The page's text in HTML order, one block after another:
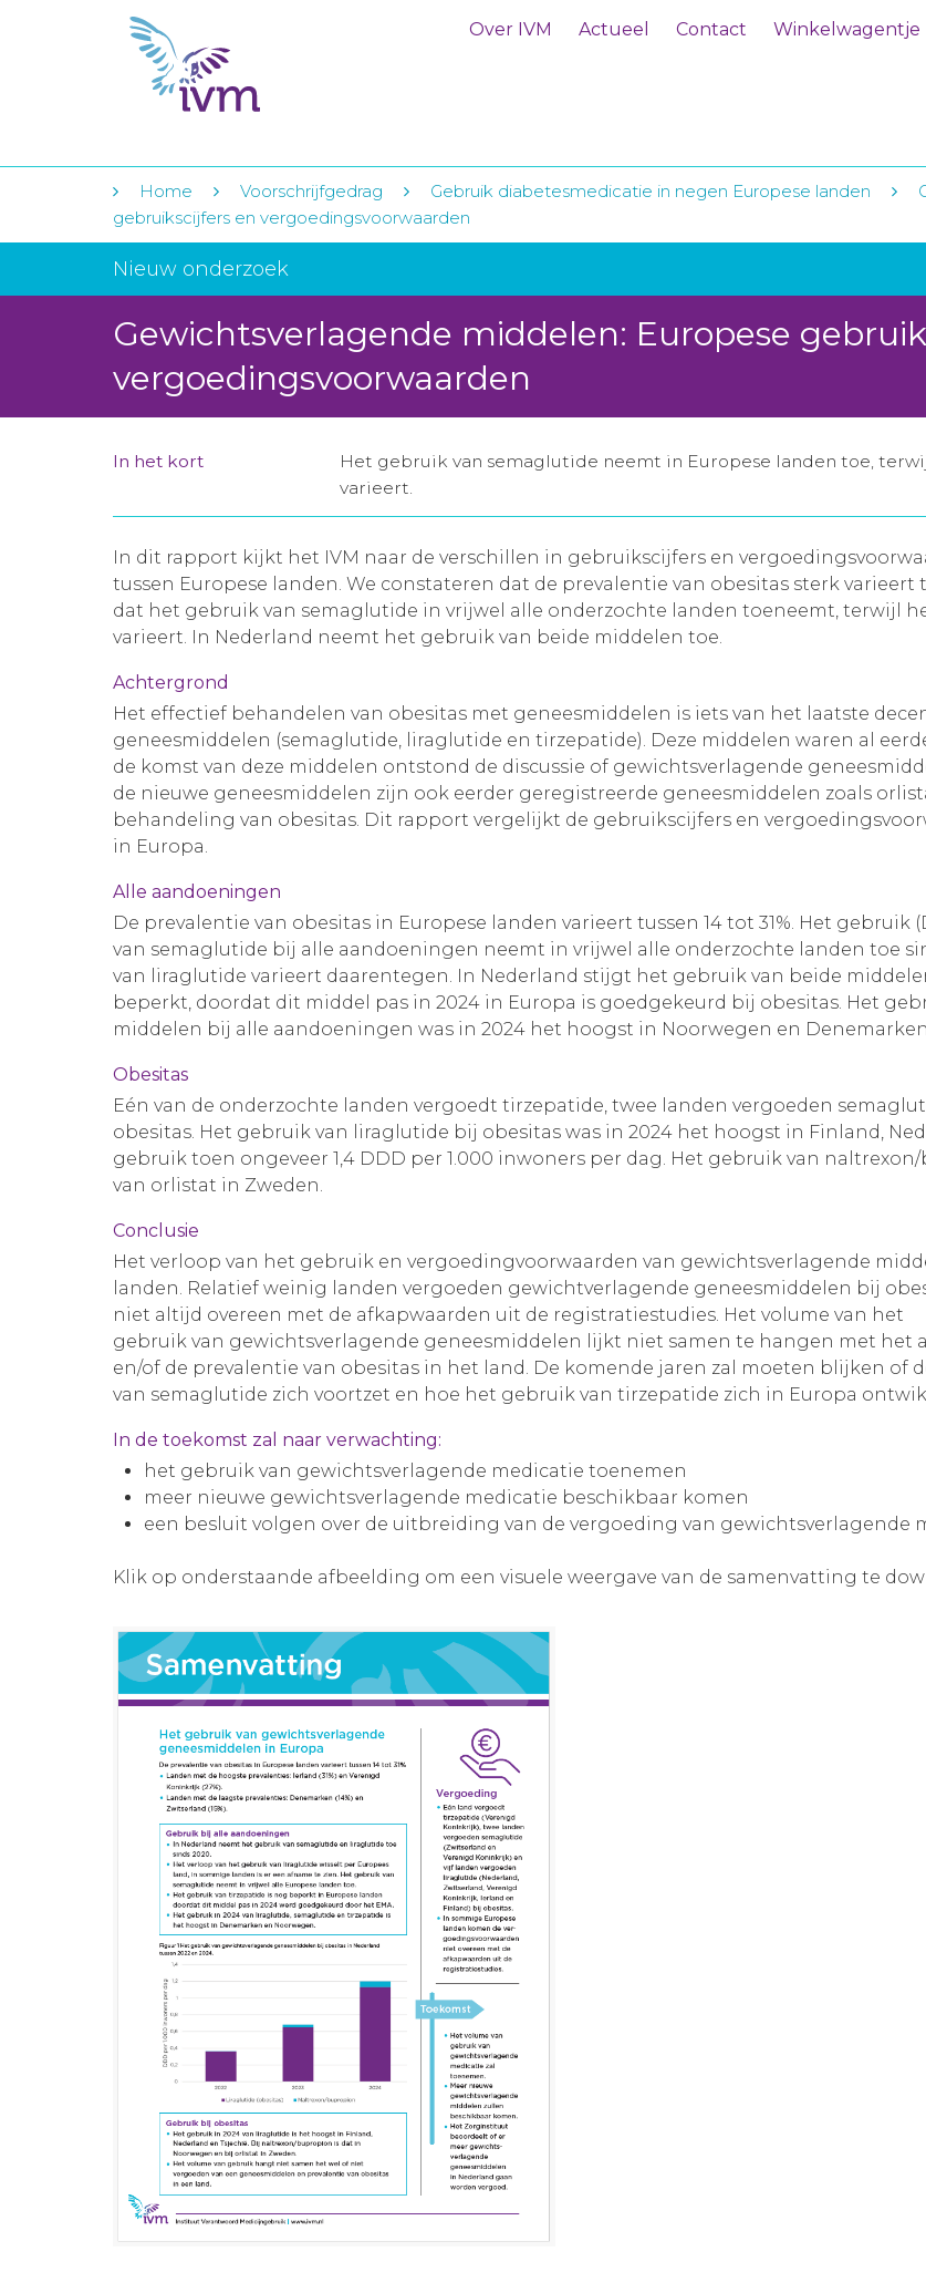
Over IVM Actueel Contact Winkelwagentje
Home Voorschrijfgedrag Gebruik diabetesmedicatie in negen Europese landen
gebruikscijfers en vergoedingsvoorwaarden
Nieuw onderzoek
Gewichtsverlagende middelen: Europese
vergoedingsvoorwaarden
In het kort
Het gebruik van semaglutide neemt in Europese landen toe,
varieert.
In dit rapport kijkt het IVM naar de verschillen in gebruikscijfers en
tussen Europese landen. We constateren dat de prevalentie van obesitas sterk
dat het gebruik van semaglutide in vrijwel alle onderzochte landen toeneemt, terwijl
varieert. In Nederland neemt het gebruik van beide middelen toe.
Achtergrond
Het effectief behandelen van obesitas met geneesmiddelen is iets van het laatste
geneesmiddelen (semaglutide, liraglutide en tirzepatide). Deze middelen waren al
de komst van deze middelen ontstond de discussie of gewichtsverlagende
de nieuwe geneesmiddelen zijn ook eerder geregistreerde geneesmiddelen zoals
behandeling van obesitas. Dit rapport vergelijkt de gebruikscijfers en
in Europa.
Alle aandoeningen
De prevalentie van obesitas in Europese landen varieert tussen 14 tot 31%. Het gebruik
van semaglutide bij alle aandoeningen neemt in vrijwel alle onderzochte landen toe
van liraglutide varieert daarentegen. In Nederland stijgt het gebruik van beide
beperkt, doordat dit middel pas in 2024 in Europa is goedgekeurd bij obesitas. Het
middelen bij alle aandoeningen was in 2024 het hoogst in Noorwegen en
Obesitas
Eén van de onderzochte landen vergoedt tirzepatide, twee landen vergoeden
obesitas. Het gebruik van liraglutide bij obesitas was in 2024 het hoogst in Finland,
gebruik toen ongeveer 1,4 DDD per 1.000 inwoners per dag. Het gebruik van
van orlistat in Zweden.
Conclusie
Het verloop van het gebruik en vergoedingvoorwaarden van gewichtsverlagende
landen. Relatief weinig landen vergoeden gewichtverlagende geneesmiddelen bij
niet altijd overeen met de afkapwaarden uit de registratiestudies. Het volume van het
gebruik van gewichtsverlagende geneesmiddelen lijkt niet samen te hangen met het
en/of de prevalentie van obesitas in het land. De komende jaren zal moeten blijken of
van semaglutide zich voortzet en hoe het gebruik van tirzepatide zich in Europa
In de toekomst zal naar verwachting:
het gebruik van gewichtsverlagende medicatie toenemen
meer nieuwe gewichtsverlagende medicatie beschikbaar komen
een besluit volgen over de uitbreiding van de vergoeding van gewichtsverlagende
Klik op onderstaande afbeelding om een visuele weergave van de samenvatting te